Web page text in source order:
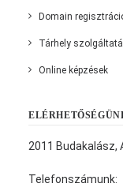
Domain
Tárhely
Online képzések
2011 Budakalász,
Telefonszámunk: